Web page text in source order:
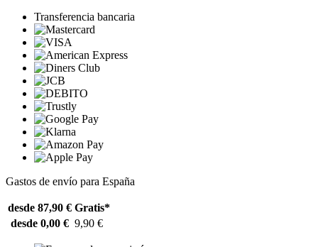
Transferencia bancaria
Gastos de envío para España
desde 87,90 € Gratis*
desde 0,00 € 9,90 €